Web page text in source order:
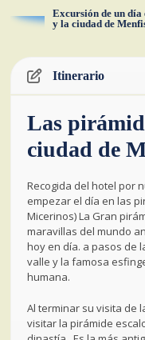
Excursión de un
y la ciudad de
Itinerario
Las
ciudad de
Recogida del hotel por
empezar el día en las
Micerinos) La Gran
maravillas del mundo
hoy en día. a pasos de
valle y la famosa
humana.
Al terminar su visita de
visitar la pirámide